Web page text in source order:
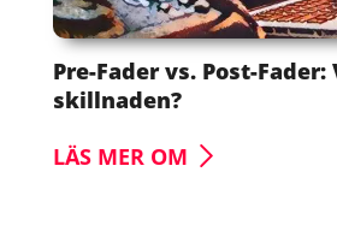
Pre-Fader vs. Post-Fader:
skillnaden?
LÄS MER OM